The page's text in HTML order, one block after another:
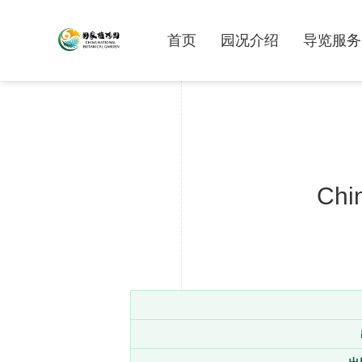
首页 园况介绍 导览服务